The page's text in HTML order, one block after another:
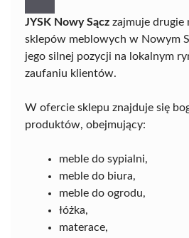
JYSK Nowy Sącz zajmuje drugie
sklepów meblowych w Nowym
jego silnej pozycji na lokalnym
zaufaniu klientów.
W ofercie sklepu znajduje się
produktów, obejmujący:
meble do sypialni,
meble do biura,
meble do ogrodu,
łóżka,
materace,